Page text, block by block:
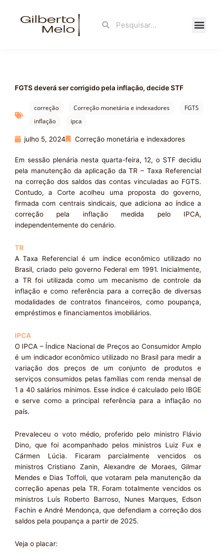
Search
FGTS deverá ser corrigido pela inflação, decide STF
correção Correção monetária e indexadores
FGTS
inflação
ipca
julho 5, 2024 Correção monetária e indexadores
Em sessão plenária nesta quarta-feira, 12, o STF decidiu
pela manutenção da aplicação da TR – Taxa Referencial
na correção dos saldos das contas vinculadas ao FGTS.
Contudo, a Corte acolheu uma proposta do governo,
firmada com centrais sindicais, que adiciona ao índice a
correção pela inflação medida pelo IPCA,
independentemente do cenário.
TR
A Taxa Referencial é um índice econômico utilizado no
Brasil, criado pelo governo Federal em 1991. Inicialmente,
a TR foi utilizada como um mecanismo de controle da
inflação e como referência para a correção de diversas
modalidades de contratos financeiros, como poupança,
empréstimos e financiamentos imobiliários.
IPCA
O IPCA – Índice Nacional de Preços ao Consumidor Amplo
é um indicador econômico utilizado no Brasil para medir a
variação dos preços de um conjunto de produtos e
serviços consumidos pelas famílias com renda mensal de
1 a 40 salários mínimos. Esse índice é calculado pelo IBGE
e serve como a principal referência para a inflação no
país.
Prevaleceu o voto médio, proferido pelo ministro Flávio
Dino, que foi acompanhado pelos ministros Luiz Fux e
Cármen Lúcia. Ficaram parcialmente vencidos os
ministros Cristiano Zanin, Alexandre de Moraes, Gilmar
Mendes e Dias Toffoli, que votaram pela manutenção da
correção apenas pela TR. Foram totalmente vencidos os
ministros Luís Roberto Barroso, Nunes Marques, Edson
Fachin e André Mendonça, que defendiam a correção dos
saldos pela poupança a partir de 2025.
Veja o placar: